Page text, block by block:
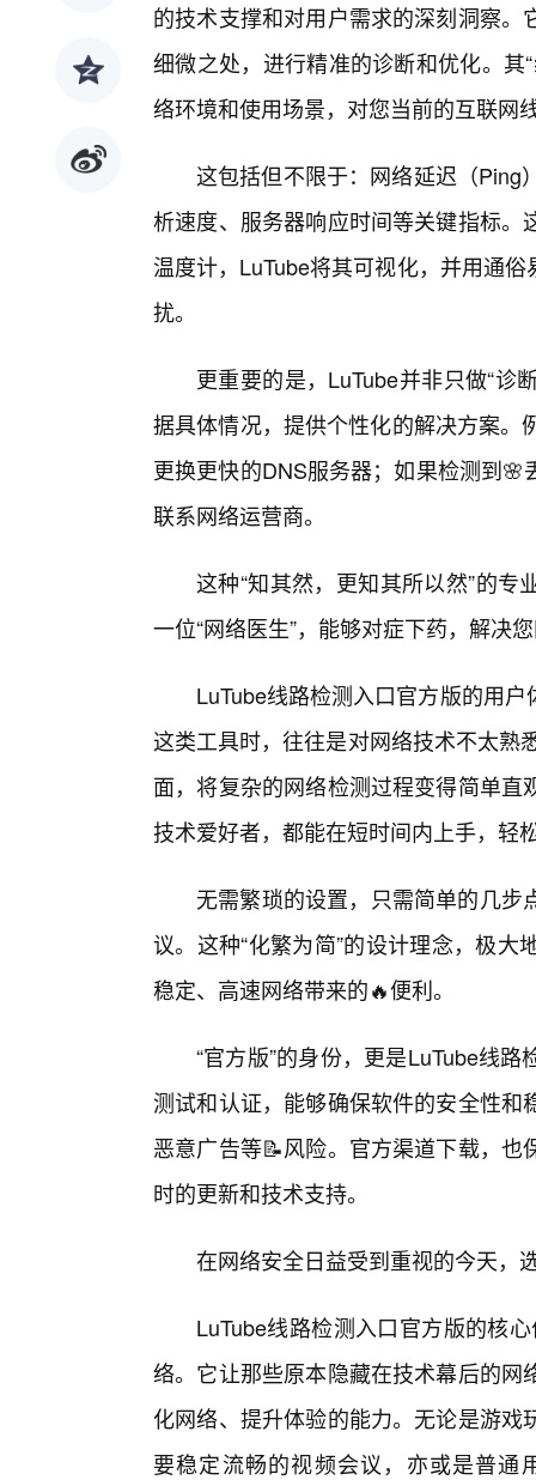
的技术支撑和对用户需求的深刻洞察
细微之处，进行精准的诊断和优化。
络环境和使用场景，对您当前的互联网
这包括但不限于：网络延迟（Ping
析速度、服务器响应时间等关键指标
温度计，LuTube将其可视化，并用通
扰。
更重要的是，LuTube并非只做“诊
据具体情况，提供个性化的解决方案
更换更快的DNS服务器；如果检测到
联系网络运营商。
这种“知其然，更知其所以然”的专
一位“网络医生”，能够对症下药，解决
LuTube线路检测入口官方版的用
这类工具时，往往是对网络技术不太熟
面，将复杂的网络检测过程变得简单
技术爱好者，都能在短时间内上手，轻
无需繁琐的设置，只需简单的几
议。这种“化繁为简”的设计理念，极
稳定、高速网络带来的🔥便利。
“官方版”的身份，更是LuTube线
测试和认证，能够确保软件的安全性
恶意广告等📝风险。官方渠道下载，
时的更新和技术支持。
在网络安全日益受到重视的今天，
LuTube线路检测入口官方版的核
络。它让那些原本隐藏在技术幕后的
化网络、提升体验的能力。无论是游
要稳定流畅的视频会议，亦或是普通